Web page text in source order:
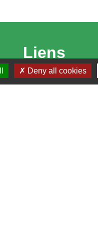
Liens
Deny all cookies